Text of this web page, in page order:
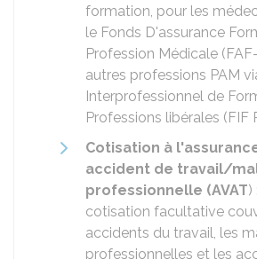
formation, pour les
le Fonds D'assurance
Profession Médicale
autres professions PAM
Interprofessionnel de
Professions libérales (FIF
Cotisation à
accident de travail/
professionnelle (AVAT)
cotisation facultative
accidents du travail, les
professionnelles et les